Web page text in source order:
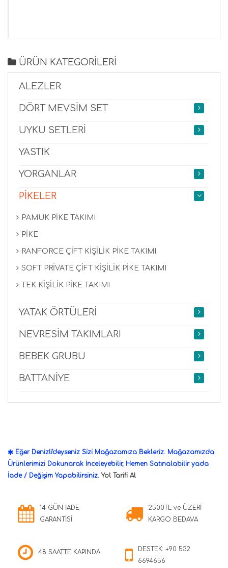
ÜRÜN KATEGORİLERİ
ALEZLER
DÖRT MEVSİM SET
UYKU SETLERİ
YASTIK
YORGANLAR
PİKELER
PAMUK PİKE TAKIMI
PİKE
RANFORCE ÇİFT KİŞİLİK PİKE TAKIMI
SOFT PRİVATE ÇİFT KİŞİLİK PİKE TAKIMI
TEK KİŞİLİK PİKE TAKIMI
YATAK ÖRTÜLERİ
NEVRESİM TAKIMLARI
BEBEK GRUBU
BATTANİYE
Eğer Denizli'deyseniz Sizi Mağazamıza Bekleriz. Mağazamızda
Ürünlerimizi Dokunarak İnceleyebilir, Hemen Satınalabilir yada
İade / Değişim Yapabilirsiniz.Yol Tarifi Al
14 GÜN İADE
GARANTİSİ
2500TL ve ÜZERİ
KARGO BEDAVA
48 SAATTE KAPINDA
DESTEK: +90 532
6694656